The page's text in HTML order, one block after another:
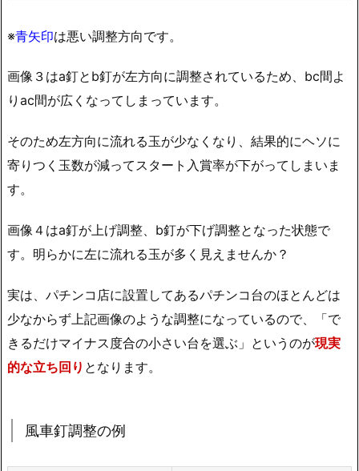
※青矢印は悪い調整方向です。
画像３はa釘とb釘が左方向に調整されているため、bc間よ
りac間が広くなってしまっています。
そのため左方向に流れる玉が少なくなり、結果的にヘソに
寄りつく玉数が減ってスタート入賞率が下がってしまいま
す。
画像４はa釘が上げ調整、b釘が下げ調整となった状態で
す。明らかに左に流れる玉が多く見えませんか？
実は、パチンコ店に設置してあるパチンコ台のほとんどは
少なからず上記画像のような調整になっているので、「で
きるだけマイナス度合の小さい台を選ぶ」というのが現実
的な立ち回り となります。
風車釘調整の例